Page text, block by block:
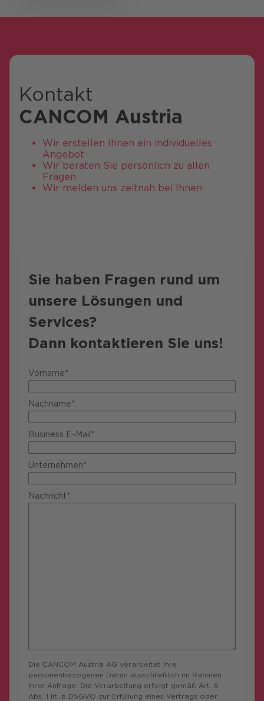
Kontakt
CANCOM Austria
Wir erstellen Ihnen ein individuelles
Angebot
Wir beraten Sie persönlich zu allen
Fragen
Wir melden uns zeitnah bei Ihnen
Sie haben Fragen rund um
unsere Lösungen und
Services?
Dann kontaktieren Sie uns!
Vorname*
Nachname*
Business E-Mail*
Unternehmen*
Nachricht*
Die CANCOM Austria AG verarbeitet Ihre
personenbezogenen Daten ausschließlich im Rahmen
Ihrer Anfrage. Die Verarbeitung erfolgt gemäß Art. 6
Abs. 1 lit. b DSGVO zur Erfüllung eines Vertrags oder